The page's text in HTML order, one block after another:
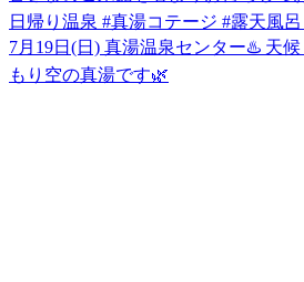
7月19日(日) 真湯温泉センター♨️ 天
もり空の真湯です🌿